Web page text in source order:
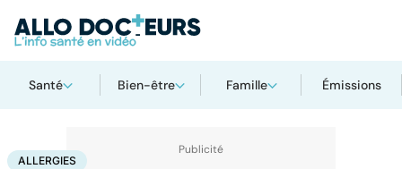
Santé Bien-être Famille Émissions
AccueilSanté Maladies
ALLERGIES